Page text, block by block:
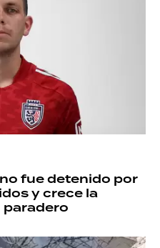
fue detenido por
y crece la